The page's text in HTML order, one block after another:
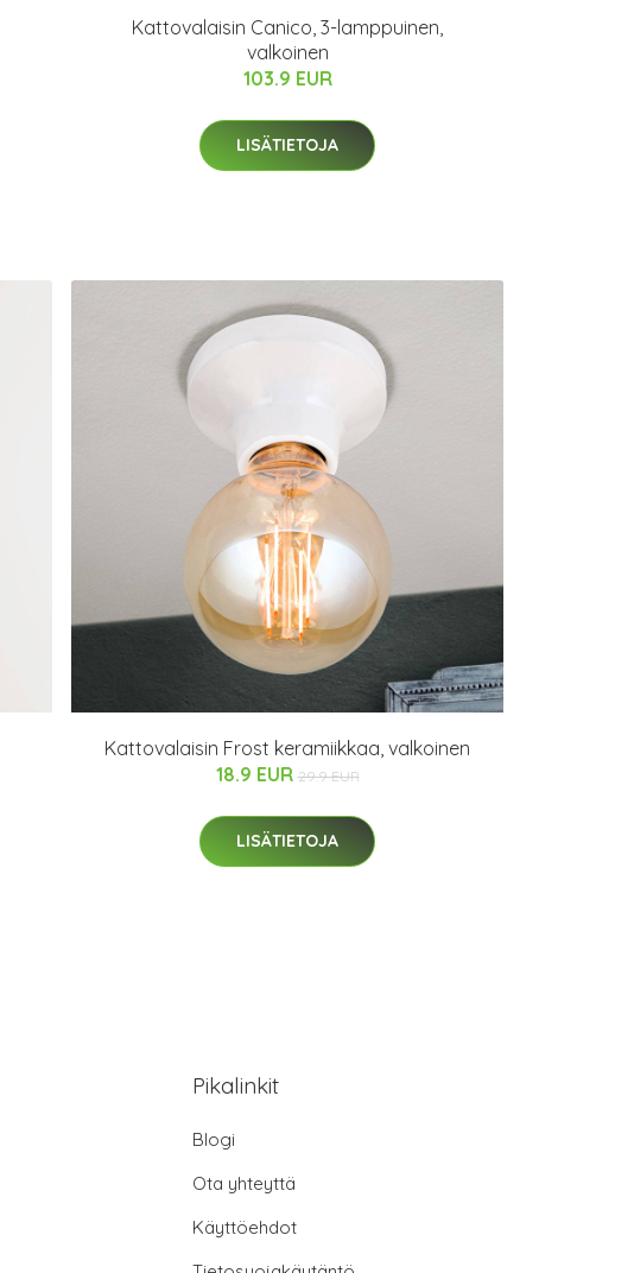
Kattovalaisin Canico, 3-lamppuinen,
valkoinen
103.9 EUR
LISÄTIETOJA
Kattovalaisin Frost keramiikkaa, valkoinen
18.9 EUR 29.9 EUR
LISÄTIETOJA
Pikalinkit
Blogi
Ota yhteyttä
Käyttöehdot